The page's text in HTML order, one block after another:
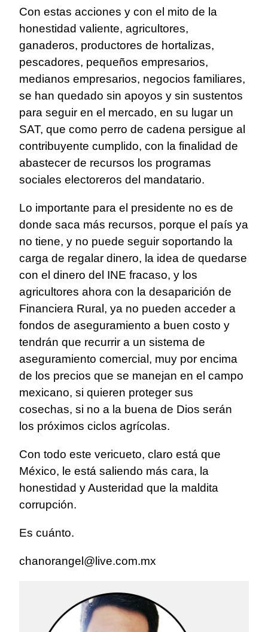
Con estas acciones y con el mito de la
honestidad valiente, agricultores,
ganaderos, productores de hortalizas,
pescadores, pequeños empresarios,
medianos empresarios, negocios familiares,
se han quedado sin apoyos y sin sustentos
para seguir en el mercado, en su lugar un
SAT, que como perro de cadena persigue al
contribuyente cumplido, con la finalidad de
abastecer de recursos los programas
sociales electoreros del mandatario.
Lo importante para el presidente no es de
donde saca más recursos, porque el país ya
no tiene, y no puede seguir soportando la
carga de regalar dinero, la idea de quedarse
con el dinero del INE fracaso, y los
agricultores ahora con la desaparición de
Financiera Rural, ya no pueden acceder a
fondos de aseguramiento a buen costo y
tendrán que recurrir a un sistema de
aseguramiento comercial, muy por encima
de los precios que se manejan en el campo
mexicano, si quieren proteger sus
cosechas, si no a la buena de Dios serán
los próximos ciclos agrícolas.
Con todo este vericueto, claro está que
México, le está saliendo más cara, la
honestidad y Austeridad que la maldita
corrupción.
Es cuánto.
chanorangel@live.com.mx